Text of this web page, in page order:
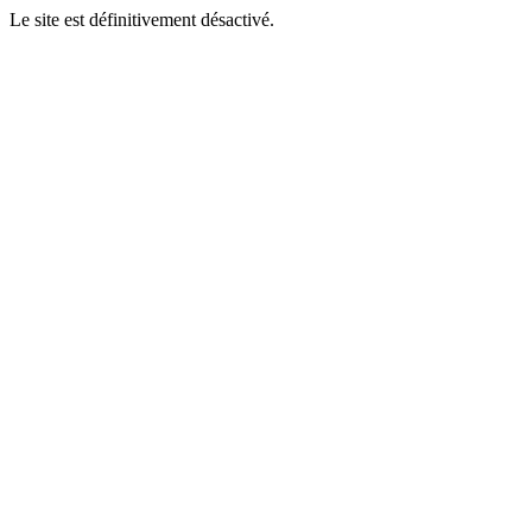
Le site est définitivement désactivé.